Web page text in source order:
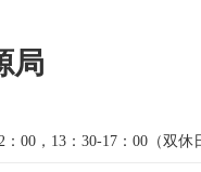
局
：00，13：30-17：00（双